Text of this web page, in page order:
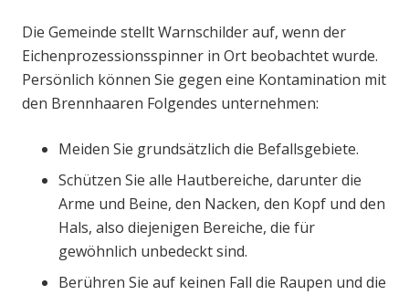
Die Gemeinde stellt Warnschilder auf, wenn der
Eichenprozessionsspinner in Ort beobachtet wurde.
Persönlich können Sie gegen eine Kontamination mit
den Brennhaaren Folgendes unternehmen:
Meiden Sie grundsätzlich die Befallsgebiete.
Schützen Sie alle Hautbereiche, darunter die
Arme und Beine, den Nacken, den Kopf und den
Hals, also diejenigen Bereiche, die für
gewöhnlich unbedeckt sind.
Berühren Sie auf keinen Fall die Raupen und die